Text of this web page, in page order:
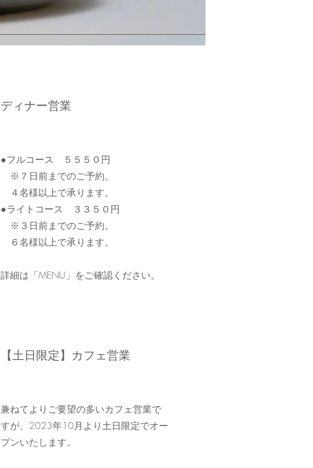
ディナー営業
●フルコース ５５５０円
※７日前までのご予約。
４名様以上で承ります。
●ライトコース ３３５０円
※３日前までのご予約。
６名様以上で承ります。
​詳細は「MENU」をご確認ください。
​【土日限定】カフェ営業
兼ねてよりご要望の多いカフェ営業で
すが、2023年10月より土日限定でオー
プンいたします。